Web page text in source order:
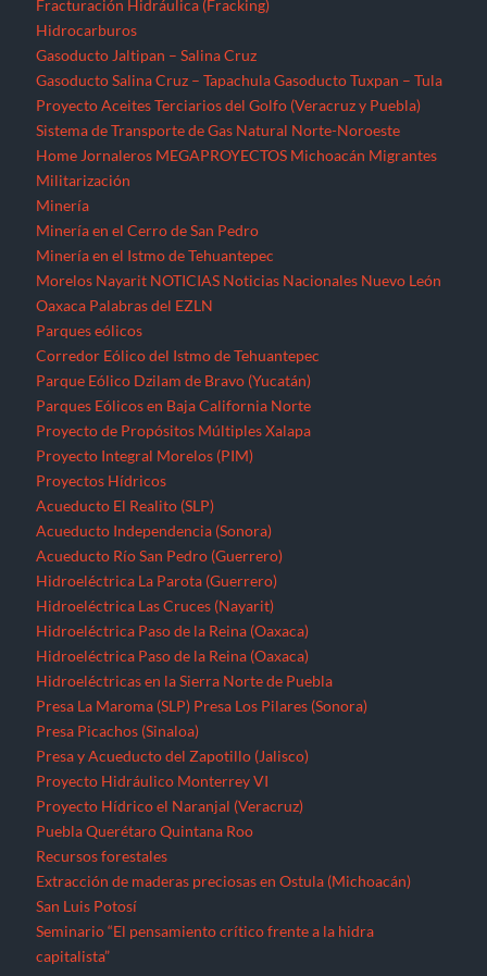
Fracturación Hidráulica (Fracking)
Hidrocarburos
Gasoducto Jaltipan – Salina Cruz
Gasoducto Salina Cruz – Tapachula Gasoducto Tuxpan – Tula
Proyecto Aceites Terciarios del Golfo (Veracruz y Puebla)
Sistema de Transporte de Gas Natural Norte-Noroeste
Home Jornaleros MEGAPROYECTOS Michoacán Migrantes
Militarización
Minería
Minería en el Cerro de San Pedro
Minería en el Istmo de Tehuantepec
Morelos Nayarit NOTICIAS Noticias Nacionales Nuevo León
Oaxaca Palabras del EZLN
Parques eólicos
Corredor Eólico del Istmo de Tehuantepec
Parque Eólico Dzilam de Bravo (Yucatán)
Parques Eólicos en Baja California Norte
Proyecto de Propósitos Múltiples Xalapa
Proyecto Integral Morelos (PIM)
Proyectos Hídricos
Acueducto El Realito (SLP)
Acueducto Independencia (Sonora)
Acueducto Río San Pedro (Guerrero)
Hidroeléctrica La Parota (Guerrero)
Hidroeléctrica Las Cruces (Nayarit)
Hidroeléctrica Paso de la Reina (Oaxaca)
Hidroeléctrica Paso de la Reina (Oaxaca)
Hidroeléctricas en la Sierra Norte de Puebla
Presa La Maroma (SLP) Presa Los Pilares (Sonora)
Presa Picachos (Sinaloa)
Presa y Acueducto del Zapotillo (Jalisco)
Proyecto Hidráulico Monterrey VI
Proyecto Hídrico el Naranjal (Veracruz)
Puebla Querétaro Quintana Roo
Recursos forestales
Extracción de maderas preciosas en Ostula (Michoacán)
San Luis Potosí
Seminario “El pensamiento crítico frente a la hidra
capitalista”